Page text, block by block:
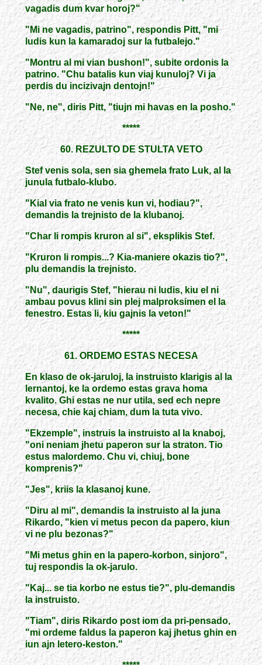
vagadis dum kvar horoj?"
"Mi ne vagadis, patrino", respondis Pitt, "mi
ludis kun la kamaradoj sur la futbalejo."
"Montru al mi vian bushon!", subite ordonis la
patrino. "Chu batalis kun viaj kunuloj? Vi ja
perdis du incizivajn dentojn!"
"Ne, ne", diris Pitt, "tiujn mi havas en la posho."
*****
60. REZULTO DE STULTA VETO
Stef venis sola, sen sia ghemela frato Luk, al la
junula futbalo-klubo.
"Kial via frato ne venis kun vi, hodiau?",
demandis la trejnisto de la klubanoj.
"Char li rompis kruron al si", eksplikis Stef.
"Kruron li rompis...? Kia-maniere okazis tio?",
plu demandis la trejnisto.
"Nu", daurigis Stef, "hierau ni ludis, kiu el ni
ambau povus klini sin plej malproksimen el la
fenestro. Estas li, kiu gajnis la veton!"
*****
61. ORDEMO ESTAS NECESA
En klaso de ok-jaruloj, la instruisto klarigis al la
lernantoj, ke la ordemo estas grava homa
kvalito. Ghi estas ne nur utila, sed ech nepre
necesa, chie kaj chiam, dum la tuta vivo.
"Ekzemple", instruis la instruisto al la knaboj,
"oni neniam jhetu paperon sur la straton. Tio
estus malordemo. Chu vi, chiuj, bone
komprenis?"
"Jes", kriis la klasanoj kune.
"Diru al mi", demandis la instruisto al la juna
Rikardo, "kien vi metus pecon da papero, kiun
vi ne plu bezonas?"
"Mi metus ghin en la papero-korbon, sinjoro",
tuj respondis la ok-jarulo.
"Kaj... se tia korbo ne estus tie?", plu-demandis
la instruisto.
"Tiam", diris Rikardo post iom da pri-pensado,
"mi ordeme faldus la paperon kaj jhetus ghin en
iun ajn letero-keston."